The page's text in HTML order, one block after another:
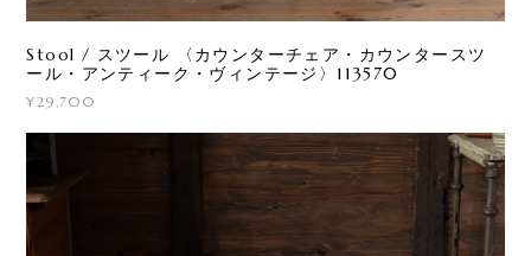
Stool / スツール 〈カウンターチェア・カウンタースツ
ール・アンティーク・ヴィンテージ〉113570
¥29,700